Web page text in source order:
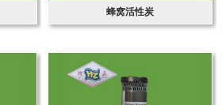
蜂窝活性炭